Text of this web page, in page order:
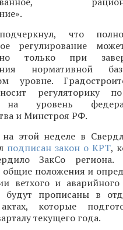
что
регулирование
только при
нормативной
уровне.
регуляторику
на уровень
и Минстроя РФ.
этой неделе в
подписан закон о КРТ,
ЗакСо
общие положения и
ветхого и
будут прописаны в
которые
текущего года.